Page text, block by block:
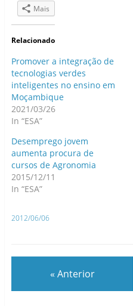
Mais
Relacionado
Promover a integração de
tecnologias verdes
inteligentes no ensino em
Moçambique
2021/03/26
In “ESA”
Desemprego jovem
aumenta procura de
cursos de Agronomia
2015/12/11
In “ESA”
2012/06/06
« Anterior